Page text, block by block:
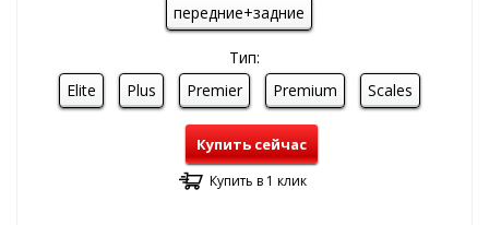
передние+задние
Тип:
Elite
Plus Premier Premium Scales
Купить сейчас
Купить в 1 клик